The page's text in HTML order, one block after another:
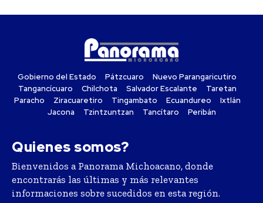
Gobierno del Estado Pátzcuaro
Nuevo Parangaricutiro
Tangancícuaro
Chilchota Salvador Escalante
Taretan
Paracho
Ziracuaretiro Tingambato Ecuandureo
Ixtlán
Jacona
Tzintzuntzan Tancítaro Peribán
Quienes somos?
Bienvenidos a Panorama Michoacano, donde
encontrarás las últimas y más relevantes
informaciones sobre sucedidos en esta región.